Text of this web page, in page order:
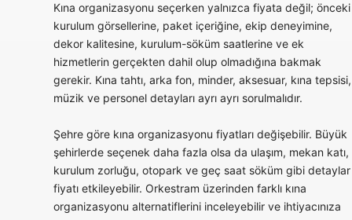
Kına organizasyonu seçerken yalnızca fiyata değil; önceki
kurulum görsellerine, paket içeriğine, ekip deneyimine,
dekor kalitesine, kurulum-söküm saatlerine ve ek
hizmetlerin gerçekten dahil olup olmadığına bakmak
gerekir. Kına tahtı, arka fon, minder, aksesuar, kına tepsisi,
müzik ve personel detayları ayrı ayrı sorulmalıdır.
Şehre göre kına organizasyonu fiyatları değişebilir. Büyük
şehirlerde seçenek daha fazla olsa da ulaşım, mekan katı,
kurulum zorluğu, otopark ve geç saat söküm gibi detaylar
fiyatı etkileyebilir. Orkestram üzerinden farklı kına
organizasyonu alternatiflerini inceleyebilir ve ihtiyacınıza